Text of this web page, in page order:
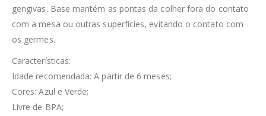
gengivas. Base mantém as pontas da colher fora do contato
com a mesa ou outras superfícies, evitando o contato com
os germes.
Características:
Idade recomendada: A partir de 6 meses;
Cores: Azul e Verde;
Livre de BPA;